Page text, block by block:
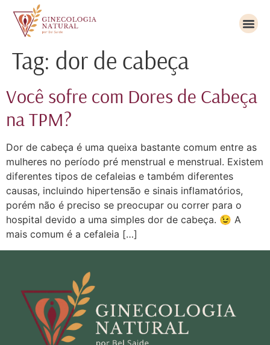
Tag: dor de cabeça
Você sofre com Dores de Cabeça
na TPM?
Dor de cabeça é uma queixa bastante comum entre as
mulheres no período pré menstrual e menstrual. Existem
diferentes tipos de cefaleias e também diferentes
causas, incluindo hipertensão e sinais inflamatórios,
porém não é preciso se preocupar ou correr para o
hospital devido a uma simples dor de cabeça. 😉 A
mais comum é a cefaleia […]